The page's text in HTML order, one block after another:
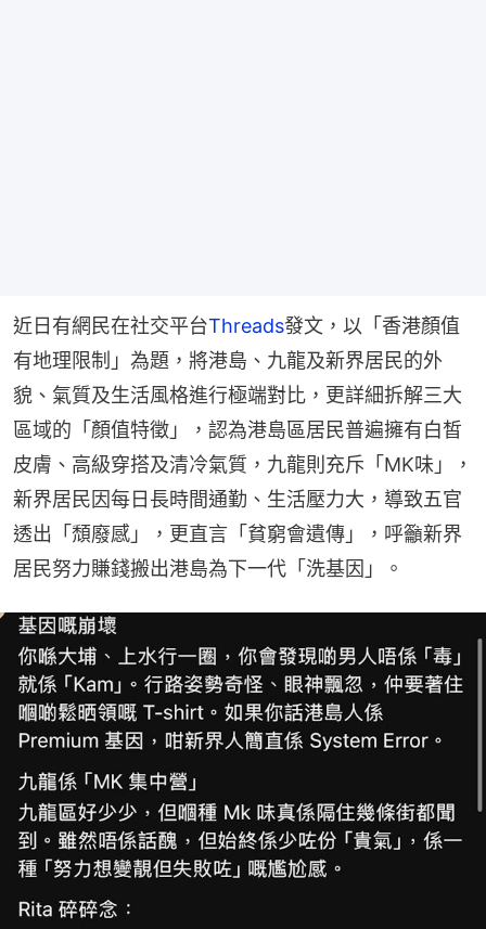
近日有網民在社交平台Threads發文，以「香港顏值
有地理限制」為題，將港島、九龍及新界居民的外
貌、氣質及生活風格進行極端對比，更詳細拆解三大
區域的「顏值特徵」，認為港島區居民普遍擁有白皙
皮膚、高級穿搭及清冷氣質，九龍則充斥「MK味」，
新界居民因每日長時間通勤、生活壓力大，導致五官
透出「頹廢感」，更直言「貧窮會遺傳」，呼籲新界
居民努力賺錢搬出港島為下一代「洗基因」。